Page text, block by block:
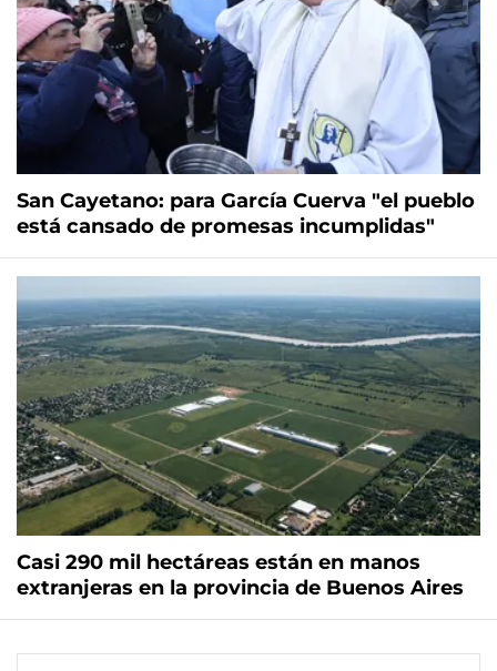
San Cayetano: para García Cuerva "el pueblo
está cansado de promesas incumplidas"
Casi 290 mil hectáreas están en manos
extranjeras en la provincia de Buenos Aires